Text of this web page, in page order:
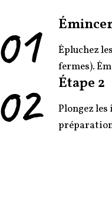
01
Épluchez
fermes).
02 Étape 2
Plongez